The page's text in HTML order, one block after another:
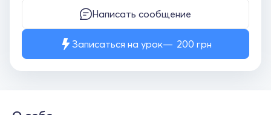
Написать сообщение
Записаться на урок 200 грн